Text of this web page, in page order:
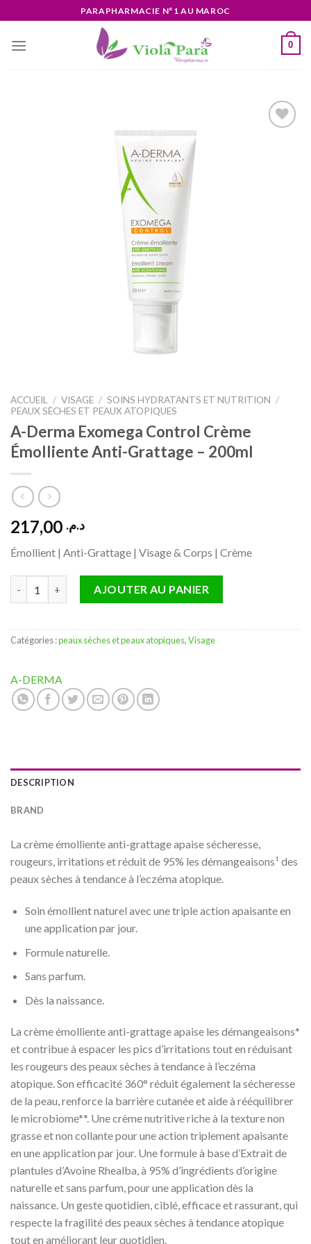
to
content
PARAPHARMACIE N°1 AU MAROC
0
ACCUEIL / VISAGE / SOINS HYDRATANTS ET NUTRITION /
PEAUX SÈCHES ET PEAUX ATOPIQUES
A-Derma Exomega Control Crème
Émolliente Anti-Grattage – 200ml
د.م.
Émollient | Anti-Grattage | Visage & Corps | Crème
AJOUTER AU PANIER
Catégories :peaux sèches et peaux atopiques,Visage
A-DERMA
DESCRIPTION
BRAND
La crème émolliente anti-grattage apaise sécheresse,
rougeurs, irritations et réduit de 95% les démangeaisons¹ des
peaux sèches à tendance à l’eczéma atopique.
Soin émollient naturel avec une triple action apaisante en
une application par jour.
Formule naturelle.
Sans parfum.
Dès la naissance.
La crème émolliente anti-grattage apaise les démangeaisons*
et contribue à espacer les pics d’irritations tout en réduisant
les rougeurs des peaux sèches à tendance à l’eczéma
atopique. Son efficacité 360° réduit également la sécheresse
de la peau, renforce la barrière cutanée et aide à rééquilibrer
le microbiome**. Une crème nutritive riche à la texture non
grasse et non collante pour une action triplement apaisante
en une application par jour. Une formule à base d’Extrait de
plantules d’Avoine Rhealba, à 95% d’ingrédients d’origine
naturelle et sans parfum, pour une application dès la
naissance. Un geste quotidien, ciblé, efficace et rassurant, qui
respecte la fragilité des peaux sèches à tendance atopique
tout en améliorant leur quotidien.